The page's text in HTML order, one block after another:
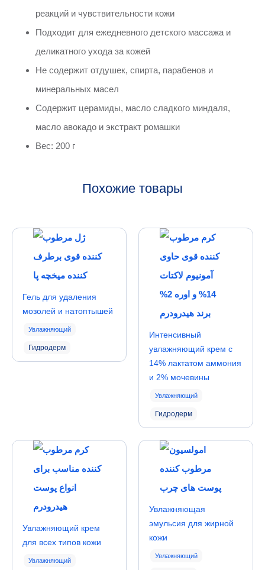
реакций и чувствительности кожи
Подходит для ежедневного детского массажа и
деликатного ухода за кожей
Не содержит отдушек, спирта, парабенов и
минеральных масел
Содержит церамиды, масло сладкого миндаля,
масло авокадо и экстракт ромашки
Вес: 200 г
Похожие товары
Гель для удаления
мозолей и натоптышей
Увлажняющий
Гидродерм
Интенсивный
увлажняющий крем с
14% лактатом аммония
и 2% мочевины
Увлажняющий
Гидродерм
Увлажняющий крем
для всех типов кожи
Увлажняющий
Увлажняющая
эмульсия для жирной
кожи
Увлажняющий